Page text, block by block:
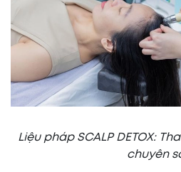
Liệu pháp SCALP DETOX:
chuyên